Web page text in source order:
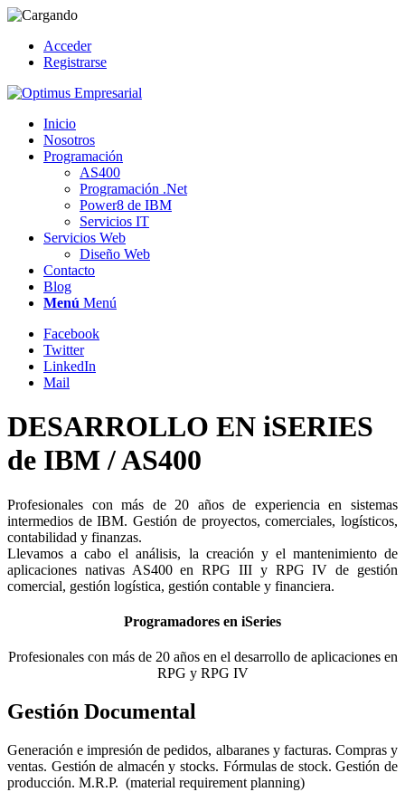
Acceder
Registrarse
Inicio
Nosotros
Programación
AS400
Programación .Net
Power8 de IBM
Servicios IT
Servicios Web
Diseño Web
Contacto
Blog
Menú Menú
Facebook
Twitter
LinkedIn
Mail
DESARROLLO EN iSERIES
de IBM / AS400
Profesionales con más de 20 años de experiencia en sistemas
intermedios de IBM. Gestión de proyectos, comerciales, logísticos,
contabilidad y finanzas.
Llevamos a cabo el análisis, la creación y el mantenimiento de
aplicaciones nativas AS400 en RPG III y RPG IV de gestión
comercial, gestión logística, gestión contable y financiera.
Programadores en iSeries
Profesionales con más de 20 años en el desarrollo de aplicaciones en
RPG y RPG IV
Gestión Documental
Generación e impresión de pedidos, albaranes y facturas. Compras y
ventas. Gestión de almacén y stocks. Fórmulas de stock. Gestión de
producción. M.R.P. (material requirement planning)